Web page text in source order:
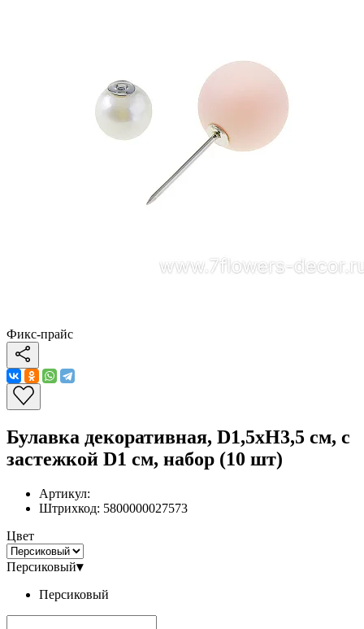
Фикс-прайс
Булавка декоративная, D1,5xH3,5 см, с
застежкой D1 см, набор (10 шт)
Артикул:
Штрихкод: 5800000027573
Цвет
Персиковый▾
Персиковый